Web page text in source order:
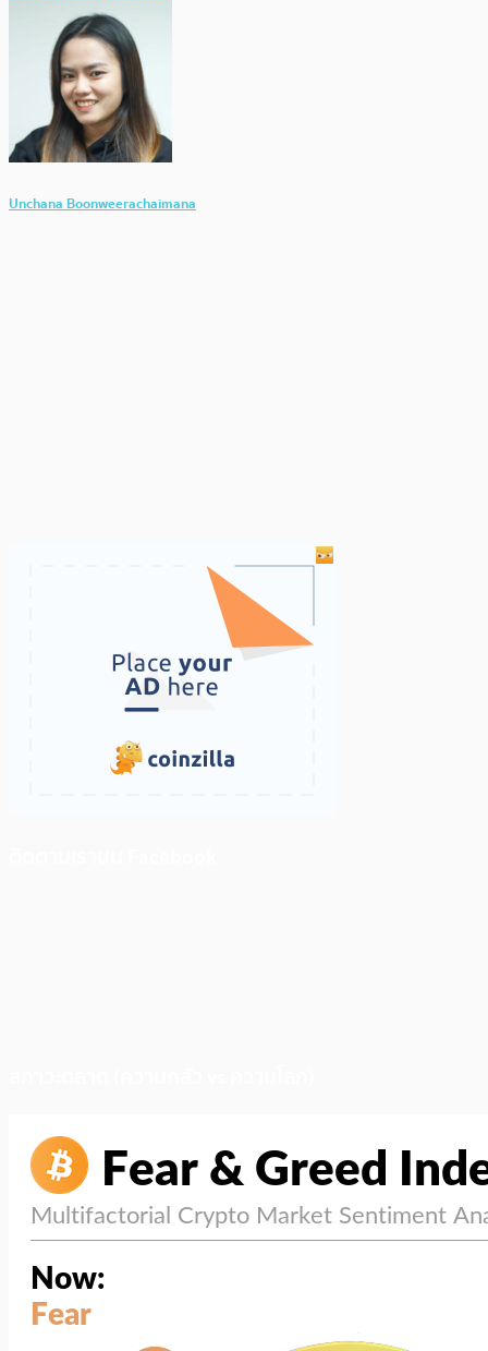
Unchana Boonweerachaimana